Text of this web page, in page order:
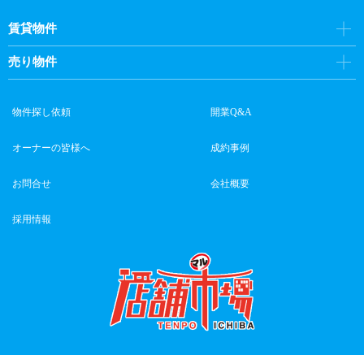
賃貸物件
売り物件
物件探し依頼 開業Q&A
オーナーの皆様へ 成約事例
お問合せ 会社概要
採用情報